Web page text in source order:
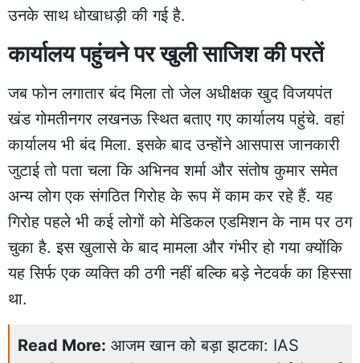
उनके साथ धोखाधड़ी की गई है.
कार्यालय पहुंचने पर खुली साजिश की परतें
जब फोन लगातार बंद मिला तो जेल अधीक्षक खुद विजयपंत
खंड गोमतीनगर लखनऊ स्थित बताए गए कार्यालय पहुंचे. वहां
कार्यालय भी बंद मिला. इसके बाद उन्होंने आसपास जानकारी
जुटाई तो पता चला कि अभिनव शर्मा और संतोष कुमार समेत
अन्य लोग एक संगठित गिरोह के रूप में काम कर रहे हैं. यह
गिरोह पहले भी कई लोगों को मेडिकल एडमिशन के नाम पर ठग
चुका है. इस खुलासे के बाद मामला और गंभीर हो गया क्योंकि
यह सिर्फ एक व्यक्ति की ठगी नहीं बल्कि बड़े नेटवर्क का हिस्सा
था.
Read More: आजम खान को बड़ा झटका: IAS